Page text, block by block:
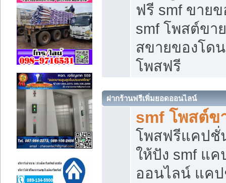
ฟรี smf ขาย
smf โพสต์ขา
สขายของโด
โพสฟรี
ฝากร้านฟรีเพิ่มยอดออนไลน์
smf โพสต์ข
โพสฟรีแคปชั่
ให้ปัง smf แ
ออนไลน์ แค